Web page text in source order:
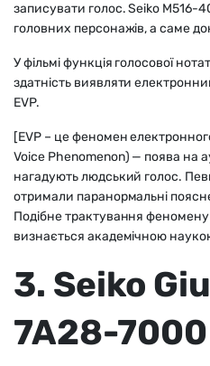
записувати голос. Seiko M516-
головних персонажів, а саме
У фільмі функція голосової
здатність виявляти
EVP.
[EVP – це феномен
Voice Phenomenon) — поява на
нагадують людський голос.
отримали паранормальні
Подібне трактування
визнається академічною
3. Seiko
7A28-